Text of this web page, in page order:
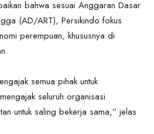
bahwa sesuai Anggaran Dasar
(AD/ART), Persikindo fokus
perempuan, khususnya di
semua pihak untuk
seluruh organisasi
untuk saling bekerja sama,” jelas